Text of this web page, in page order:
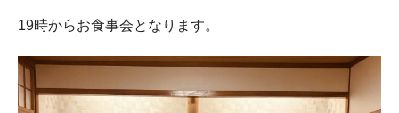
19時からお食事会となります。